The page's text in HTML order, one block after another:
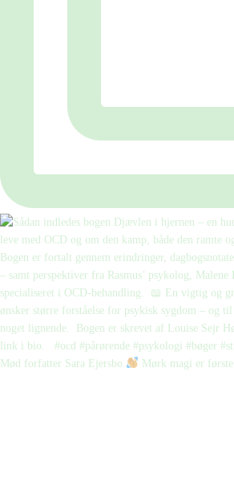
Mød forfatter Sara Ejersbo Mørk magi er første